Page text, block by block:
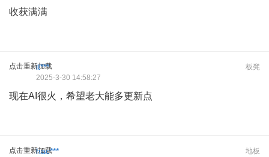
收获满满
点击重新加载 板凳
it***
2025-3-30 14:58:27
现在AI很火，希望老大能多更新点
点击重新加载 地板
hac***